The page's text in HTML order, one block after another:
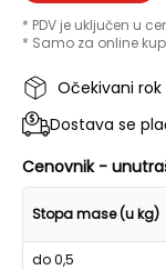
* PDV je uključen u
* Samo za online
Očekivani
Dostava se
Cenovnik -
Stopa mase (u kg)
do 0,5